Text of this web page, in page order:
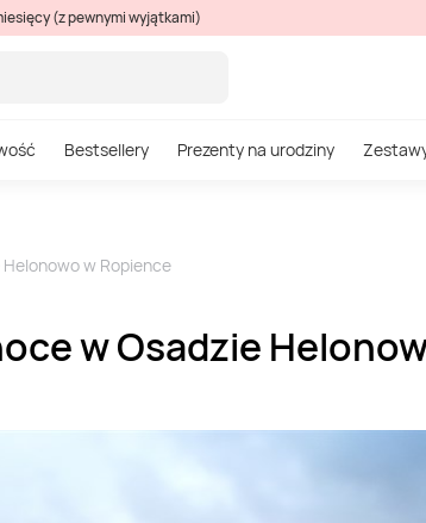
(z pewnymi wyjątkami)
Bestsellery Prezenty na urodziny
w Ropience
w Osadzie